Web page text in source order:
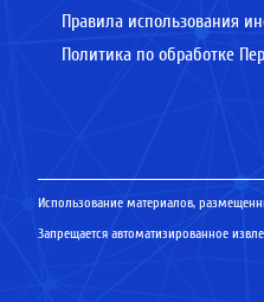
Правила использования
Политика по обработке
Использование материалов,
Запрещается автоматизированное